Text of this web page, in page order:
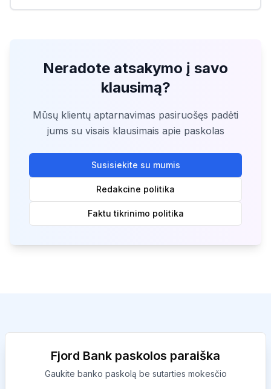
Neradote atsakymo į savo
klausimą?
Mūsų klientų aptarnavimas pasiruošęs padėti
jums su visais klausimais apie paskolas
Susisiekite su mumis
Redakcine politika
Faktu tikrinimo politika
Fjord Bank paskolos paraiška
Gaukite banko paskolą be sutarties mokesčio